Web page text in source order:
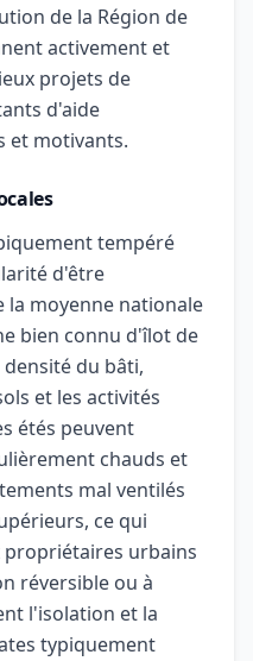
de la Région de
activement et
projets de
d'aide
et motivants.
tempéré
d'être
la moyenne nationale
bien connu d'îlot de
du bâti,
et les activités
étés peuvent
chauds et
mal ventilés
ce qui
urbains
réversible ou à
l'isolation et la
typiquement